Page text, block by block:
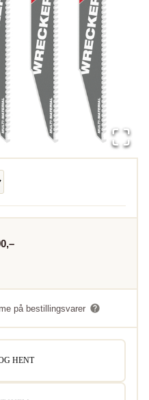
,–
på bestillingsvarer
HENT